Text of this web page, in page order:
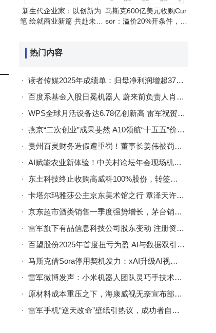
新生代企业家：以创新为
笔 绘就商业新篇 共赴未来
马斯克600亿美元收购Cur
sor：溢价20%开条件，双
热门内容
读者传媒2025年成绩单：归母净利润增超37% 《读者》杂志发行收入双丰收
百度系基金入股日冕机器人 蔚来前负责人肖中阳具身智能创业再获资本助力
WPS全球月活设备达6.78亿创新高 雷军祝贺团队产品创新与全球化突破
燕京“二次创业”成果斐然 A10领航“十五五”价值引领新征程
贵州百灵财务造假遭重罚！董事长姜伟被罚百万禁入十年 曾身家超200亿今辞职
AI赋能农业新体验！中关村论坛年会现场机器人采摘做咖啡引围观
东土科技终止收购高威科100%股份，转签战略合作协议谋新篇
卡塔尔玛雅莎公主京东美术馆之行 章泽天许冉陪同共话艺术新未来
京东超市酒类销售一季度强势增长，茅台销售额同比大增超五成
雷军旗下有品信息科技公司股东变动 注册资本减至4000万
百望股份2025年首度扭亏为盈 AI与数据双引擎驱动业绩增长
马斯克借Sora停用契机发力：xAI升级AI视频生成器新版Grok将登场
雷军微博发声：小米机器人团队灵巧手技术取得新突破
原材料成本重压之下，海康威视无奈宣布部分产品价格上调
雷军手机“逆天改命”壁纸引热议，成功者自我激励令人动容